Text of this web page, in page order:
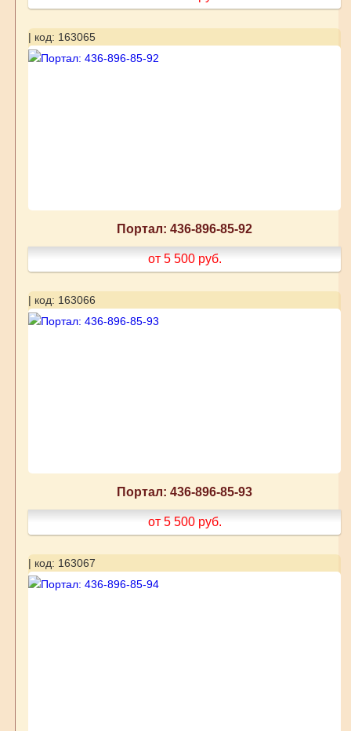
| код: 163065
Портал: 436-896-85-92
от 5 500 руб.
| код: 163066
Портал: 436-896-85-93
от 5 500 руб.
| код: 163067